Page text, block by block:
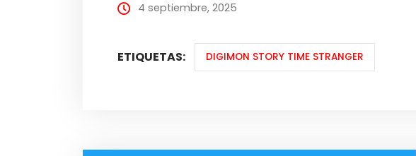
4 septiembre, 2025
ETIQUETAS: DIGIMON STORY TIME STRANGER